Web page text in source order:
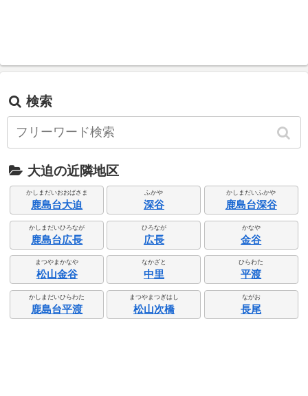
検索
大迫の近隣地区
かしまだいおおばさま
鹿島台大迫
ふかや
深谷
かしまだいふかや
鹿島台深谷
かしまだいひろなが
鹿島台広長
ひろなが
広長
かなや
金谷
まつやまかなや
松山金谷
なかざと
中里
ひらわた
平渡
かしまだいひらわた
鹿島台平渡
まつやまつぎはし
松山次橋
ながお
長尾